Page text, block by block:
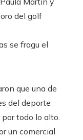
del golf
se fragu el
que una de
del deporte
por todo lo alto.
un comercial